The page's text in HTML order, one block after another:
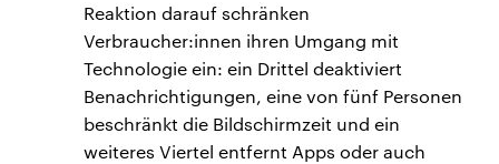
Reaktion darauf schränken
Verbraucher:innen ihren Umgang mit
Technologie ein: ein Drittel deaktiviert
Benachrichtigungen, eine von fünf Personen
beschränkt die Bildschirmzeit und ein
weiteres Viertel entfernt Apps oder auch